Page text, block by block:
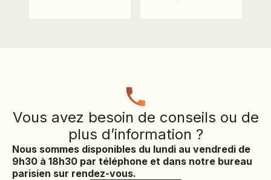
Vous avez besoin de conseils ou de
plus d’information ?
Nous sommes disponibles du lundi au vendredi de
9h30 à 18h30 par téléphone et dans notre bureau
parisien sur rendez-vous.